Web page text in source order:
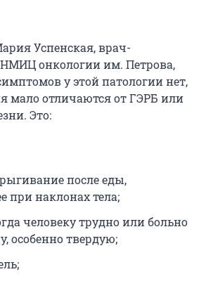
Успенская, врач-
НМИЦ онкологии им. Петрова,
у этой патологии нет,
мало отличаются от ГЭРБ или
Это:
после еды,
при наклонах тела;
человеку трудно или больно
особенно твердую;